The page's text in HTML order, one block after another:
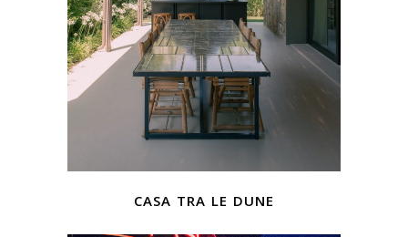
casa tra le dune